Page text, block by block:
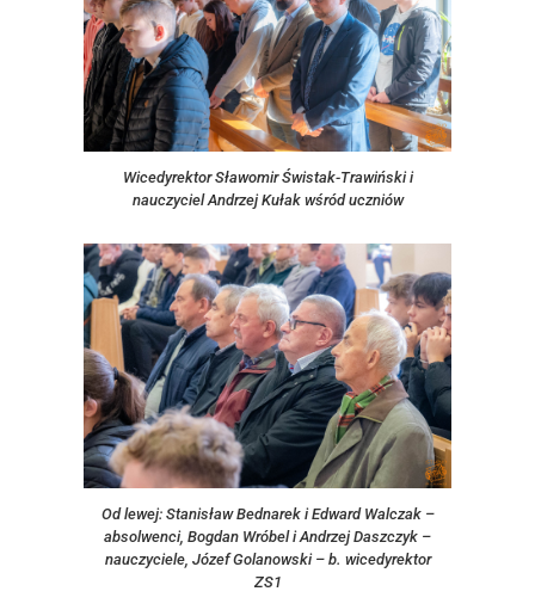
Wicedyrektor Sławomir Świstak-Trawiński i
nauczyciel Andrzej Kułak wśród uczniów
Od lewej: Stanisław Bednarek i Edward Walczak –
absolwenci, Bogdan Wróbel i Andrzej Daszczyk –
nauczyciele, Józef Golanowski – b. wicedyrektor
ZS1